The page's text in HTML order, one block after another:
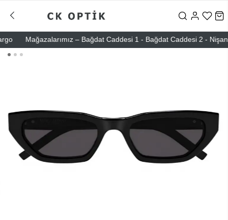
Mağazalarımız – Bağdat Caddesi 1 - Bağdat Caddesi 2 -